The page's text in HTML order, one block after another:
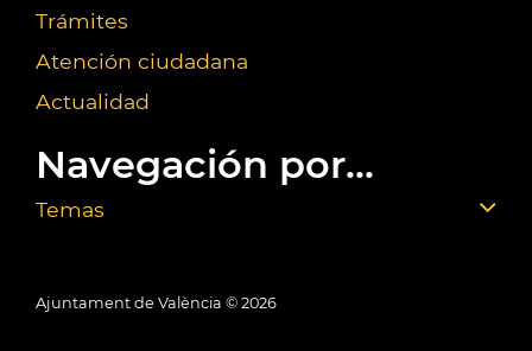
Trámites
Atención ciudadana
Actualidad
Navegación por...
Temas
Ajuntament de València © 2026